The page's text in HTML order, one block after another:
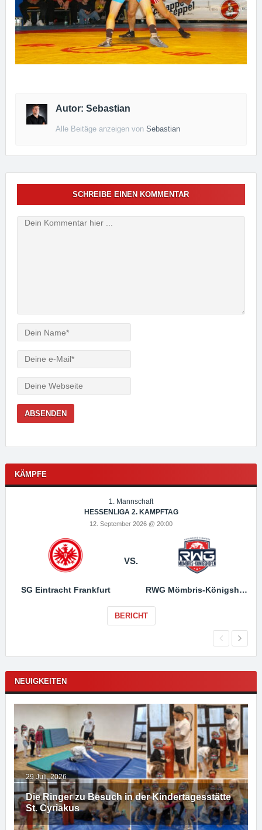
Autor: Sebastian
Alle Beitäge anzeigen vonSebastian
SCHREIBE EINEN KOMMENTAR
Verfasser
Mail
Webseite
KÄMPFE
1. Mannschaft
HESSENLIGA 2. KAMPFTAG
12. September 2026 @ 20:00
SG Eintracht Frankfurt
VS.
RWG Mömbris-Königshofen
BERICHT
NEUIGKEITEN
Die Ringer zu Besuch in der Kindertagesstätte
St. Cyriakus
29 Juli, 2026